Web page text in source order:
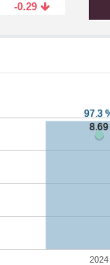
-0.29
2024